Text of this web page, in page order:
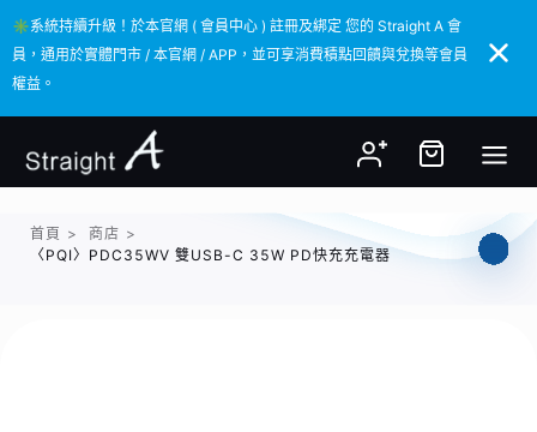
✳️系統持續升級！於本官網 ( 會員中心 ) 註冊及綁定 您的 Straight A 會
員，通用於實體門市 / 本官網 / APP，並可享消費積點回饋與兌換等會員
權益。
✳️系統持續升級！於本官網 ( 會員中心 ) 註冊及綁定 您的 Straight A 會
員，通用於實體門市 / 本官網 / APP，並可享消費積點回饋與兌換等會員
權益。
首頁 > 商店 >
〈PQI〉PDC35WV 雙USB-C 35W PD快充充電器